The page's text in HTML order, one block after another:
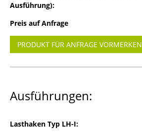
Ausführung):
Preis auf Anfrage
PRODUKT FÜR ANFRAGE VORMERKEN
Ausführungen:
Lasthaken Typ LH-I: